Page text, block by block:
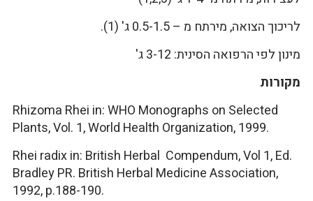
לריכוך הצואה, מירתח מ – 0.5-1.5 ג' (1).
מינון לפי הרפואה הסינית: 3-12 ג'
מקורות
Rhizoma Rhei in: WHO Monographs on Selected
Plants, Vol. 1, World Health Organization, 1999.
Rhei radix in: British Herbal Compendum, Vol 1, Ed.
Bradley PR. British Herbal Medicine Association,
1992, p.188-190.